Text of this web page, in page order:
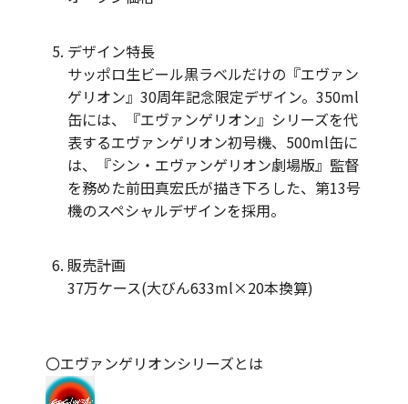
デザイン特長
サッポロ生ビール黒ラベルだけの『エヴァン
ゲリオン』30周年記念限定デザイン。350ml
缶には、『エヴァンゲリオン』シリーズを代
表するエヴァンゲリオン初号機、500ml缶に
は、『シン・エヴァンゲリオン劇場版』監督
を務めた前田真宏氏が描き下ろした、第13号
機のスペシャルデザインを採用。
販売計画
37万ケース(大びん633ml×20本換算)
〇エヴァンゲリオンシリーズとは